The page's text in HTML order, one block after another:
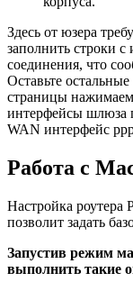
Здесь от юзера
заполнить строки
соединения, что
Оставьте
страницы
интерфейсы шлюза
WAN интерфейс
Работа с
Настройка роутера
позволит задать
Запустив режим
выполнить такие